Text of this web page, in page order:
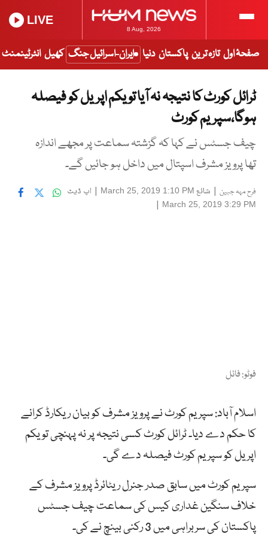
8 Aug, 2026
LIVE
صفحۂ اول تازہ ترین پاکستان دنیا ایران-اسرائیل جنگ کھیل انٹرٹینمنٹ
ٹرائل کورٹ کا نتیجہ نہ آیا تو یکم اپریل کو فیصلہ
ہوگا،سپریم کورٹ
چیف جسٹس نے کہا کہ گزشتہ سماعت پر مجھے اندازہ
تھا پرویز مشرف اسپتال میں داخل ہو جائیں گے۔
فرح مہہ جبین | شائع March 25, 2019 1:10 PM
| اپ ڈیٹ
March 25, 2019 3:29 PM
|
فوٹو: فائل
اسلام آباد: سپریم کورٹ نے پرویز مشرف کو بیان ریکارڈ کرانے
کا حکم دے دیا۔ ٹرائل کورٹ کسی نتیجہ پر نہ پہنچی تو یکم
اپریل کو سپریم کورٹ فیصلہ دے گی۔
سپریم کورٹ میں سابق صدر جنرل ریٹائرڈ پرویز مشرف کے
خلاف سنگین غداری کیس کی سماعت چیف جسٹس
پاکستان کی سربراہی میں 3 رکنی بینچ نے کی۔